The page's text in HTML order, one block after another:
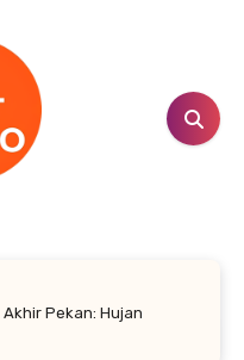
Pekan: Hujan